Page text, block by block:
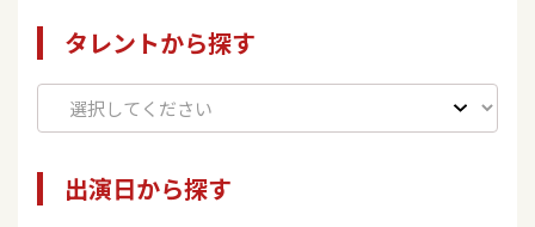
タレントから探す
出演日から探す